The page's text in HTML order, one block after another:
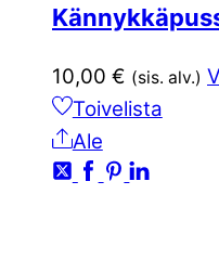
10,00 € (sis. alv.)
Toivelista
Ale